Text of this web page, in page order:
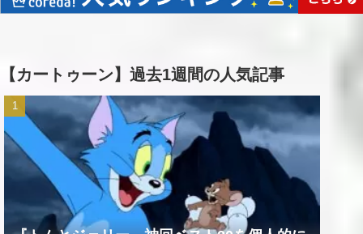
【カートゥーン】過去1週間の人気記事